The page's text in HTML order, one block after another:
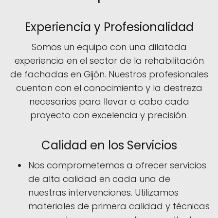
Experiencia y Profesionalidad
Somos un equipo con una dilatada
experiencia en el sector de la rehabilitación
de fachadas en Gijón. Nuestros profesionales
cuentan con el conocimiento y la destreza
necesarios para llevar a cabo cada
proyecto con excelencia y precisión.
Calidad en los Servicios
Nos comprometemos a ofrecer servicios
de alta calidad en cada una de
nuestras intervenciones. Utilizamos
materiales de primera calidad y técnicas